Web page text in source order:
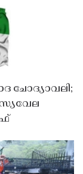
ചോദ്യാവലി;